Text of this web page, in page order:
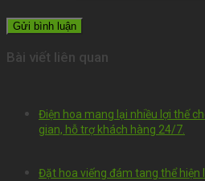
Bài viết liên quan
Điện hoa mang lại nhiều lợi thế
gian, hỗ trợ khách hàng 24/7.
Đặt hoa viếng đám tang thể hiện